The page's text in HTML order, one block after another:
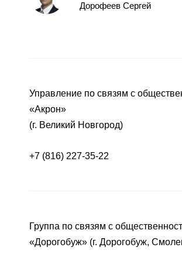
Дорофеев Сергей
Управление по связям с
«Акрон»
(г. Великий Новгород)
+7 (816) 227-35-22
Группа по связям с
«Дорогобуж» (г. Дорогобуж,